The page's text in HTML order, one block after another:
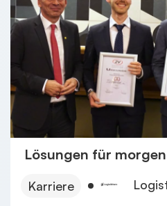
Lösungen für morgen
Karriere